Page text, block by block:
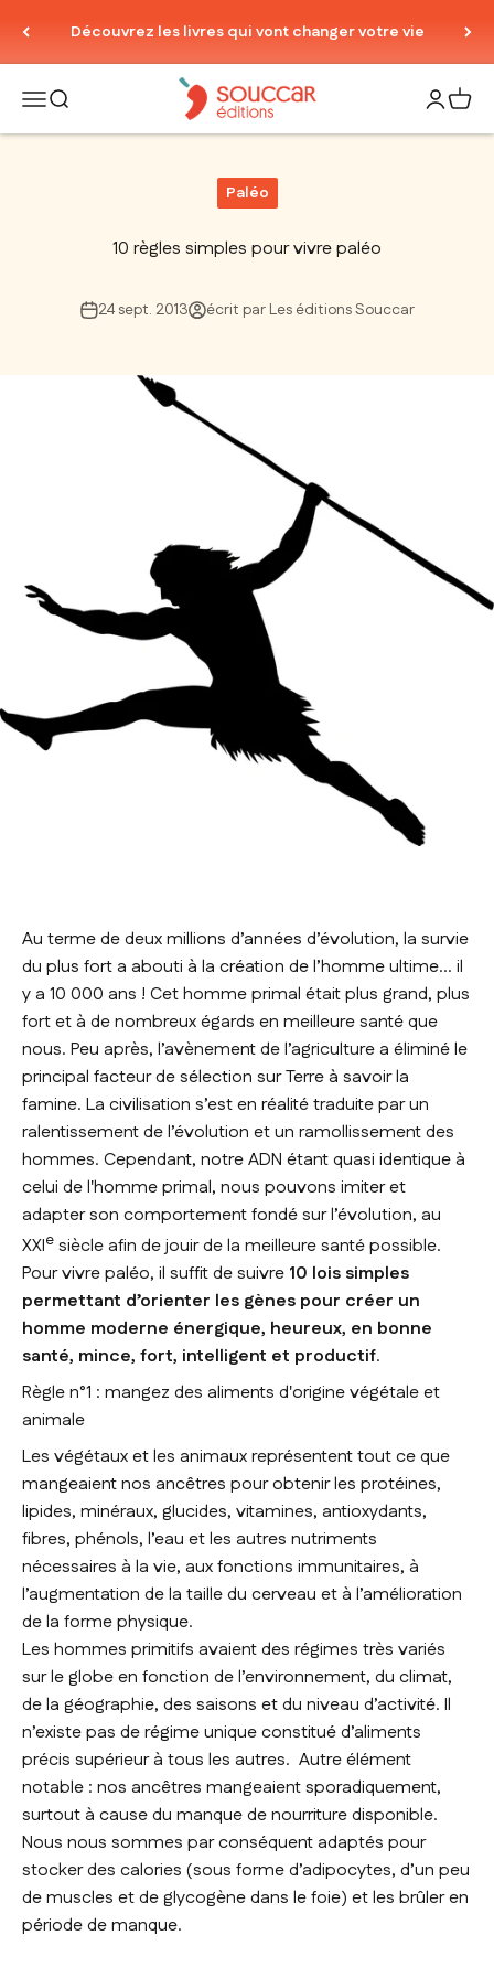
Découvrez les livres qui vont changer votre vie
Ouvrir la navigation
Ouvrir la rechercheThierry Souccar Editions Ouvrir
Voir
Paléo
10 règles simples pour vivre paléo
24 sept. 2013 écrit par Les éditions Souccar
Au terme de deux millions d’années d’évolution, la survie
du plus fort a abouti à la création de l’homme ultime… il
y a 10 000 ans ! Cet homme primal était plus grand, plus
fort et à de nombreux égards en meilleure santé que
nous. Peu après, l’avènement de l’agriculture a éliminé le
principal facteur de sélection sur Terre à savoir la
famine. La civilisation s’est en réalité traduite par un
ralentissement de l’évolution et un ramollissement des
hommes. Cependant, notre ADN étant quasi identique à
celui de l'homme primal, nous pouvons imiter et
adapter son comportement fondé sur l’évolution, au
XXIe siècle afin de jouir de la meilleure santé possible.
Pour vivre paléo, il suffit de suivre 10 lois simples
permettant d’orienter les gènes pour créer un
homme moderne énergique, heureux, en bonne
santé, mince, fort, intelligent et productif.
Règle n°1 : mangez des aliments d'origine végétale et
animale
Les végétaux et les animaux représentent tout ce que
mangeaient nos ancêtres pour obtenir les protéines,
lipides, minéraux, glucides, vitamines, antioxydants,
fibres, phénols, l’eau et les autres nutriments
nécessaires à la vie, aux fonctions immunitaires, à
l’augmentation de la taille du cerveau et à l’amélioration
de la forme physique.
Les hommes primitifs avaient des régimes très variés
sur le globe en fonction de l’environnement, du climat,
de la géographie, des saisons et du niveau d’activité. Il
n’existe pas de régime unique constitué d’aliments
précis supérieur à tous les autres. Autre élément
notable : nos ancêtres mangeaient sporadiquement,
surtout à cause du manque de nourriture disponible.
Nous nous sommes par conséquent adaptés pour
stocker des calories (sous forme d’adipocytes, d’un peu
de muscles et de glycogène dans le foie) et les brûler en
période de manque.